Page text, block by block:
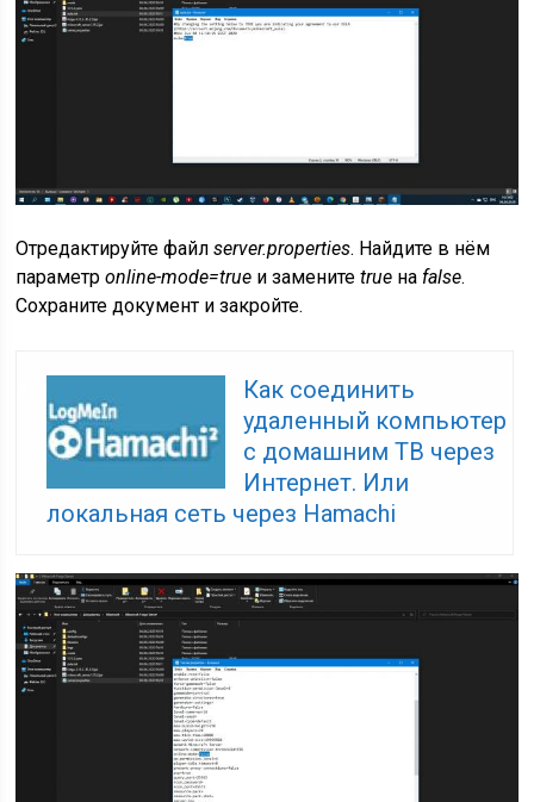
Отредактируйте файлserver.properties. Найдите в нём
параметрonline-mode=true и заменитеtrue на false.
Сохраните документ и закройте.
Как соединить
удаленный компьютер
с домашним ТВ через
Интернет. Или
локальная сеть через Hamachi